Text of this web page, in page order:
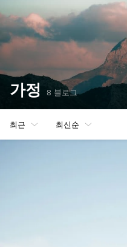
가정 8 블로그
최근 최신순